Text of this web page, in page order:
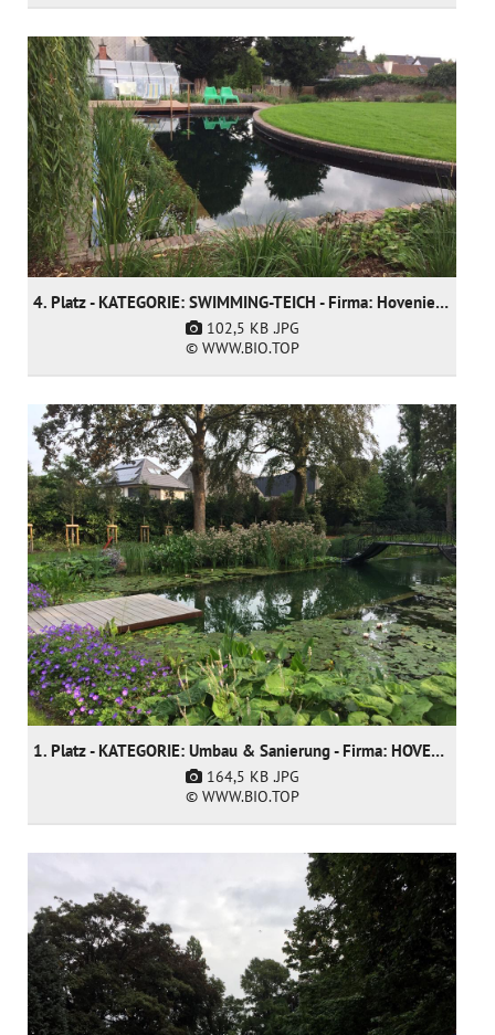
4. Platz - KATEGORIE: SWIMMING-TEICH - Firma: Hoveniersgebroeders BVBA (nur nominiert)
102,5 KB .JPG
© WWW.BIO.TOP
1. Platz - KATEGORIE: Umbau & Sanierung - Firma: HOVENIERSGEBROEDERS bvba
164,5 KB .JPG
© WWW.BIO.TOP